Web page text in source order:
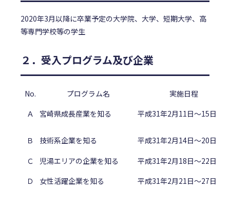
2020年3月以降に卒業予定の大学院、大学、短期大学、高
等専門学校等の学生
２．受入プログラム及び企業
No. プログラム名
実施日程
Ａ
宮崎県成長産業を知る 平成31年2月11日～15日
Ｂ 技術系企業を知る
平成31年2月14日～20日
Ｃ
児湯エリアの企業を知る
平成31年2月18日～22日
Ｄ
女性活躍企業を知る 平成31年2月21日～27日